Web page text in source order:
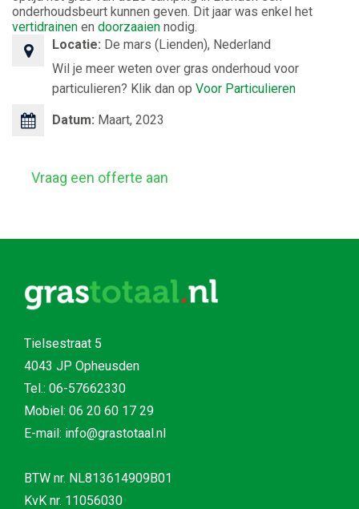
onderhoudsbeurt kunnen geven. Dit jaar was enkel het
vertidrainen en doorzaaien nodig.
Locatie: De mars (Lienden), Nederland
Wil je meer weten over gras onderhoud voor
particulieren? Klik dan op Voor Particulieren
Datum: Maart, 2023
Vraag een offerte aan
Tielsestraat 5
4043 JP Opheusden
Tel.: 06-57662330
Mobiel: 06 20 60 17 29
E-mail: info@grastotaal.nl
BTW nr. NL813614909B01
KvK nr. 11056030